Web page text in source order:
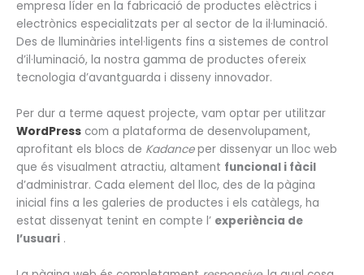
empresa líder en la fabricació de productes elèctrics i
electrònics especialitzats per al sector de la il·luminació.
Des de lluminàries intel·ligents fins a sistemes de control
d’il·luminació, la nostra gamma de productes ofereix
tecnologia d’avantguarda i disseny innovador.
Per dur a terme aquest projecte, vam optar per utilitzar
WordPress com a plataforma de desenvolupament,
aprofitant els blocs de Kadanceper dissenyar un lloc web
que és visualment atractiu, altament funcional i fàcil
d’administrar. Cada element del lloc, des de la pàgina
inicial fins a les galeries de productes i els catàlegs, ha
estat dissenyat tenint en compte l’ experiència de
l’usuari .